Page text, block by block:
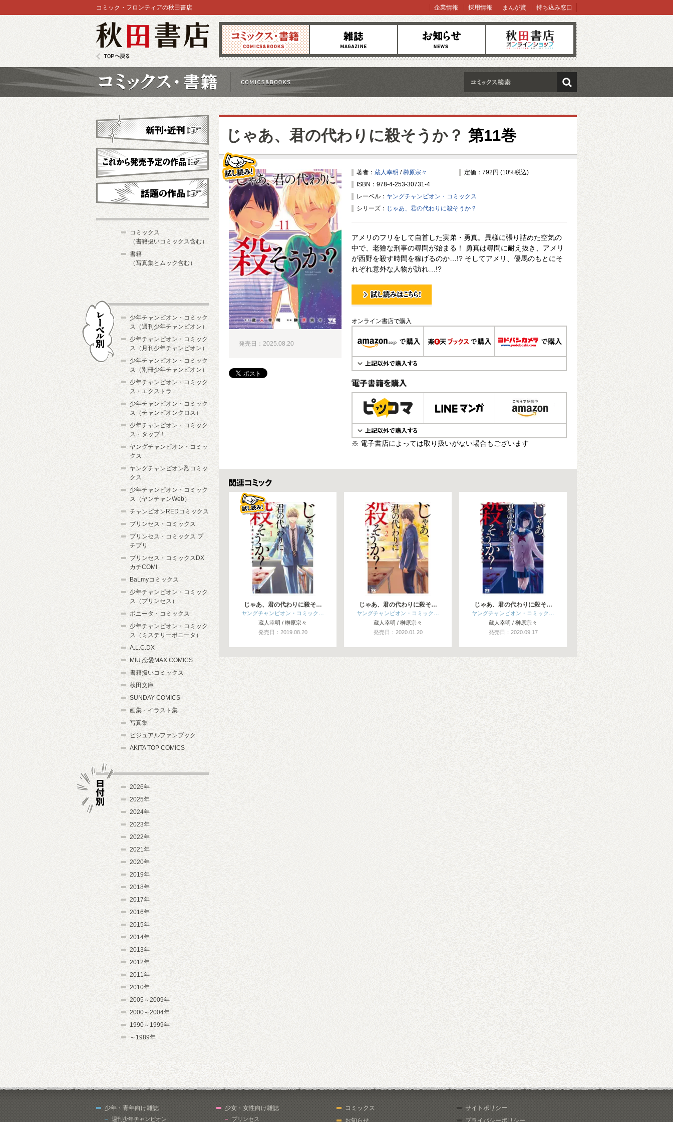
コミックス 雑誌 お知らせ オンラインショップ
コミック・フロンティアの秋田書店 企業情報 採用情報 まんが賞 持ち込み窓口
検索
じゃあ、君の代わりに殺そうか？ 第11巻
著者： 蔵人幸明 /榊原宗々
定価：792円 (10%税込)
ISBN：978-4-253-30731-4
レーベル： ヤングチャンピオン・コミックス
シリーズ： じゃあ、君の代わりに殺そうか？
アメリのフリをして自首した実弟・勇真。異様に張り詰めた空気の
中で、老獪な刑事の尋問が始まる！ 勇真は尋問に耐え抜き、アメリ
が西野を殺す時間を稼げるのか…!? そしてアメリ、優馬のもとにそ
れぞれ意外な人物が訪れ…!?
試し読み！
オンライン書店で購入
電子書籍で購入
※ 電子書店によっては取り扱いがない場合もございます
発売日：2025.08.20
関連コミックス
じゃあ、君の代わりに殺そ…
ヤングチャンピオン・コミック…
蔵人幸明 / 榊原宗々
発売日：2019.08.20
じゃあ、君の代わりに殺そ…
ヤングチャンピオン・コミック…
蔵人幸明 / 榊原宗々
発売日：2020.01.20
じゃあ、君の代わりに殺そ…
ヤングチャンピオン・コミック…
蔵人幸明 / 榊原宗々
発売日：2020.09.17
新刊・近刊
これから発売予定
コミックス
（書籍扱いコミックス含む）
書籍
（写真集とムック含む）
少年チャンピオン・コミック
ス（週刊少年チャンピオン）
少年チャンピオン・コミック
ス（月刊少年チャンピオン）
少年チャンピオン・コミック
ス（別冊少年チャンピオン）
少年チャンピオン・コミック
ス・エクストラ
少年チャンピオン・コミック
ス（チャンピオンクロス）
少年チャンピオン・コミック
ス・タップ！
ヤングチャンピオン・コミッ
クス
ヤングチャンピオン烈コミッ
クス
少年チャンピオン・コミック
ス（ヤンチャンWeb）
チャンピオンREDコミックス
プリンセス・コミックス
プリンセス・コミックス プ
チプリ
プリンセス・コミックスDX
カチCOMI
BaLmyコミックス
少年チャンピオン・コミック
ス（プリンセス）
ボニータ・コミックス
少年チャンピオン・コミック
ス（ミステリーボニータ）
A.L.C.DX
MIU 恋愛MAX COMICS
書籍扱いコミックス
秋田文庫
SUNDAY COMICS
画集・イラスト集
写真集
ビジュアルファンブック
AKITA TOP COMICS
2026年
2025年
2024年
2023年
2022年
2021年
2020年
2019年
2018年
2017年
2016年
2015年
2014年
2013年
2012年
2011年
2010年
2005～2009年
2000～2004年
1990～1999年
～1989年
少年・青年向け雑誌
週刊少年チャンピオン
少女・女性向け雑誌
プリンセス
コミックス
お知らせ
サイトポリシー
プライバシーポリシー